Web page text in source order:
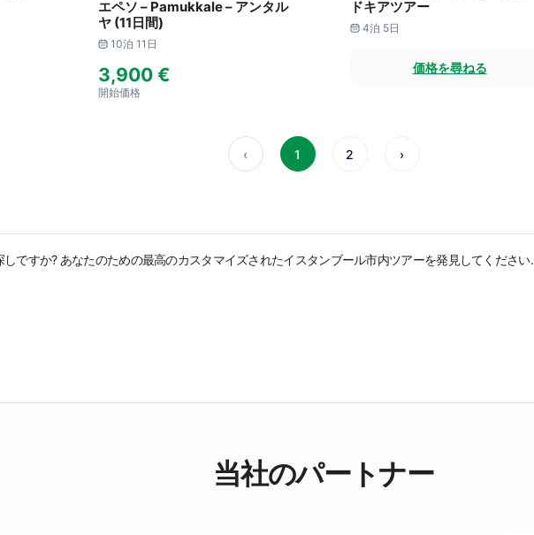
エペソ – Pamukkale – アンタル
ヤ (11日間)
10泊 11日
3,900 €
開始価格
ドキアツアー
4泊 5日
価格を尋ねる
‹ 1 2 ›
ですか? あなたのための最高のカスタマイズされたイスタンブール市内ツアーを発見してください.
当社のパートナー